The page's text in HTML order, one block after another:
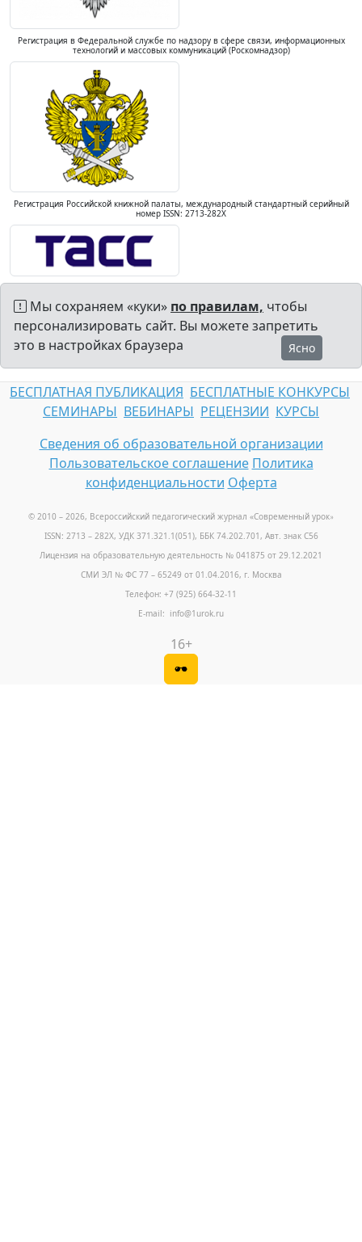
Регистрация в Федеральной службе по надзору в сфере связи, информационных
технологий и массовых коммуникаций (Роскомнадзор)
Регистрация Российской книжной палаты, международный стандартный серийный
номер ISSN: 2713-282X
Мы сохраняем «куки» по правилам, чтобы
персонализировать сайт. Вы можете запретить
это в настройках браузера
Ясно
БЕСПЛАТНАЯ ПУБЛИКАЦИЯ БЕСПЛАТНЫЕ КОНКУРСЫ
СЕМИНАРЫ ВЕБИНАРЫ РЕЦЕНЗИИ КУРСЫ
Сведения об образовательной организации
Пользовательское соглашение Политика
конфиденциальности Оферта
© 2010 – 2026, Всероссийский педагогический журнал «Современный урок»
ISSN: 2713 – 282X, УДК 371.321.1(051), ББК 74.202.701, Авт. знак С56
Лицензия на образовательную деятельность № 041875 от 29.12.2021
СМИ ЭЛ № ФС 77 – 65249 от 01.04.2016, г. Москва
Телефон: +7 (925) 664-32-11
E-mail: info@1urok.ru
16+